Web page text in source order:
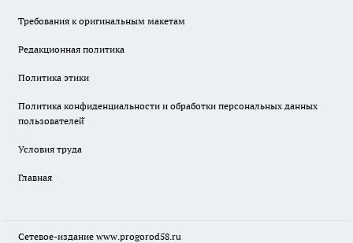
Требования к оригинальным макетам
Редакционная политика
Политика этики
Политика конфиденциальности и обработки персональных данных
пользователей̆
Условия труда
Главная
Сетевое-издание www.progorod58.ru